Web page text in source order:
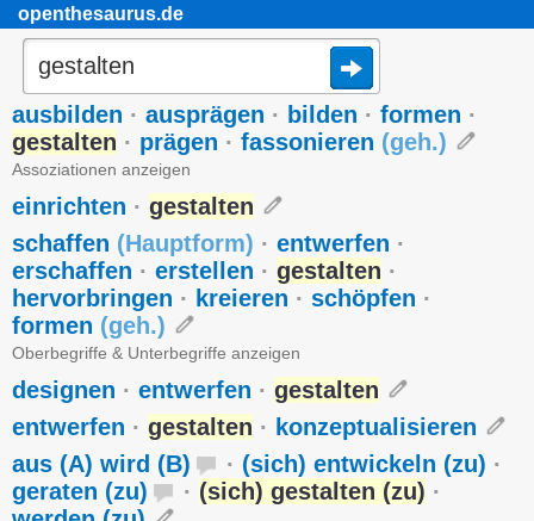
openthesaurus.de
ausbilden · ausprägen · bilden · formen ·
gestalten · prägen · fassonieren (geh.)
Assoziationen anzeigen
einrichten · gestalten
schaffen (Hauptform) · entwerfen ·
erschaffen · erstellen · gestalten ·
hervorbringen · kreieren · schöpfen ·
formen (geh.)
Oberbegriffe & Unterbegriffe anzeigen
designen · entwerfen · gestalten
entwerfen · gestalten · konzeptualisieren
aus (A) wird (B)
· (sich) entwickeln (zu) ·
geraten (zu)
· (sich) gestalten (zu) ·